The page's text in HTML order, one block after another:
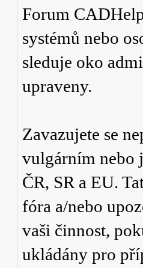
Forum
systémů nebo
sleduje oko
upraveny.
Zavazujete se
vulgárním nebo
ČR, SR a EU.
fóra a/nebo
vaši činnost,
ukládány pro